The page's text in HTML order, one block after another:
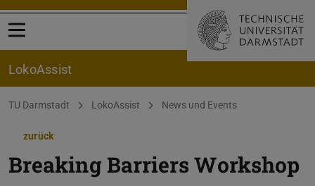
Menü öffnen
LokoAssist
Sie befinden sich hier:
TU Darmstadt LokoAssist News und Events
zurück
Breaking Barriers Workshop